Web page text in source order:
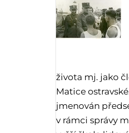
života mj. jako
Matice
jmenován
v rámci správy